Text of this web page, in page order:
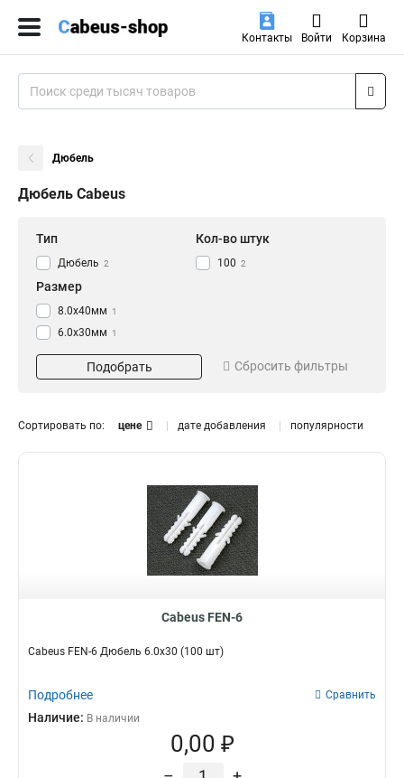
Контакты Войти Корзина
Дюбель
Дюбель Cabeus
Тип
Дюбель 2
Кол-во штук
100 2
Размер
8.0x40мм 1
6.0x30мм 1
Подобрать Сбросить фильтры
Сортировать по: цене дате добавления популярности
Cabeus FEN-6
Cabeus FEN-6 Дюбель 6.0x30 (100 шт)
Подробнее Сравнить
Наличие: В наличии
0,00 ₽